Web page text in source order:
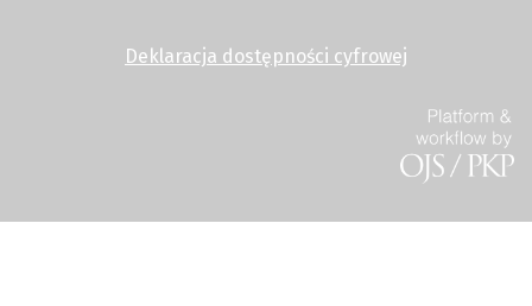
Deklaracja dostępności cyfrowej